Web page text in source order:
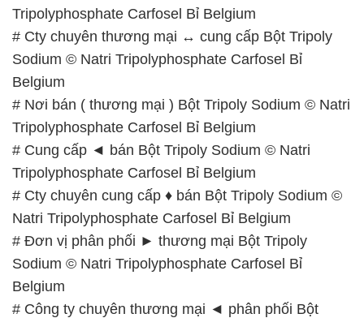
Tripolyphosphate Carfosel Bỉ Belgium
# Cty chuyên thương mại ↔ cung cấp Bột Tripoly
Sodium © Natri Tripolyphosphate Carfosel Bỉ
Belgium
# Nơi bán ( thương mại ) Bột Tripoly Sodium © Natri
Tripolyphosphate Carfosel Bỉ Belgium
# Cung cấp ◄ bán Bột Tripoly Sodium © Natri
Tripolyphosphate Carfosel Bỉ Belgium
# Cty chuyên cung cấp ♦ bán Bột Tripoly Sodium ©
Natri Tripolyphosphate Carfosel Bỉ Belgium
# Đơn vị phân phối ► thương mại Bột Tripoly
Sodium © Natri Tripolyphosphate Carfosel Bỉ
Belgium
# Công ty chuyên thương mại ◄ phân phối Bột